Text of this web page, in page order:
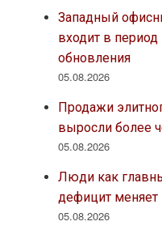
Западный
входит в период
обновления
05.08.2026
Продажи
выросли более
05.08.2026
Люди как
дефицит меняет
05.08.2026